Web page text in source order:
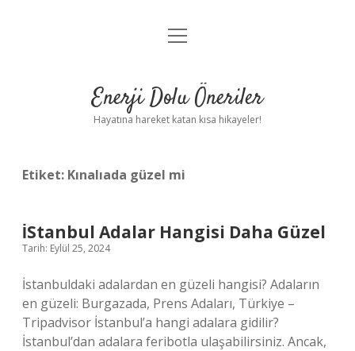
Anasayfa
Yasal Uyarı
menüyü
Enerji Dolu Öneriler
Hayatına hareket katan kısa hikayeler!
Etiket: Kınalıada güzel mi
İStanbul Adalar Hangisi Daha Güzel
Tarih: Eylül 25, 2024
İstanbuldaki adalardan en güzeli hangisi? Adaların
en güzeli: Burgazada, Prens Adaları, Türkiye –
Tripadvisor İstanbul’a hangi adalara gidilir?
İstanbul’dan adalara feribotla ulaşabilirsiniz. Ancak,